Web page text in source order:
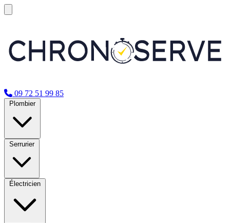
09 72 51 99 85
Plombier
Serrurier
Électricien